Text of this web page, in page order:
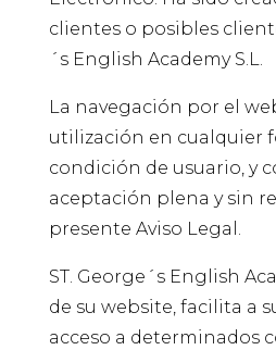
clientes o posibles
´s English Academy S.L.
La navegación por el
utilización en cualquier
condición de usuario, y
aceptación plena y sin
presente Aviso Legal.
ST. George´s English
de su website, facilita a
acceso a determinados